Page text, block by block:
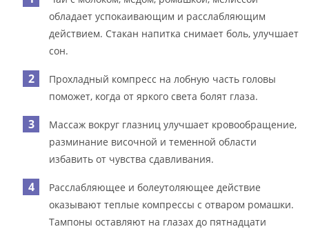
обладает успокаивающим и расслабляющим
действием. Стакан напитка снимает боль, улучшает
сон.
Прохладный компресс на лобную часть головы
поможет, когда от яркого света болят глаза.
Массаж вокруг глазниц улучшает кровообращение,
разминание височной и теменной области
избавить от чувства сдавливания.
Расслабляющее и болеутоляющее действие
оказывают теплые компрессы с отваром ромашки.
Тампоны оставляют на глазах до пятнадцати